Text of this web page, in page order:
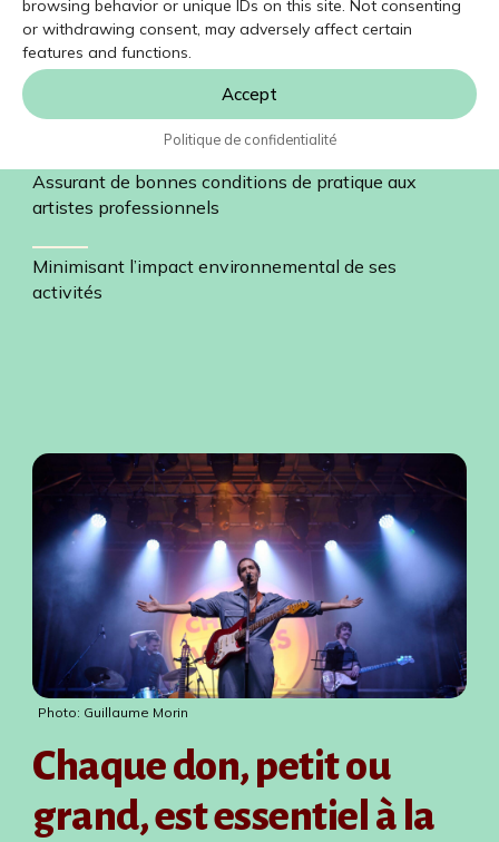
browsing behavior or unique IDs on this site. Not consenting
or withdrawing consent, may adversely affect certain
features and functions.
Accept
Politique de confidentialité
Credit: CDV2023_ Guillaume Morin
Et ce, tout en…
Assurant de bonnes conditions de pratique aux
artistes professionnels
Minimisant l’impact environnemental de ses
activités
Photo: Guillaume Morin
Chaque don, petit ou
grand, est essentiel à la